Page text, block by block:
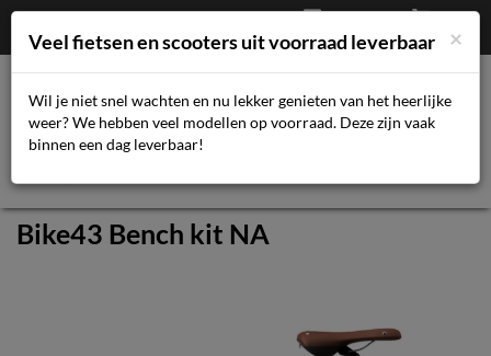
€0,00
Afrekenen
Mijn account
Bike43 Bench kit NA
×
Veel fietsen en scooters uit voorraad leverbaar
Wil je niet snel wachten en nu lekker genieten van het heerlijke
weer? We hebben veel modellen op voorraad. Deze zijn vaak
binnen een dag leverbaar!